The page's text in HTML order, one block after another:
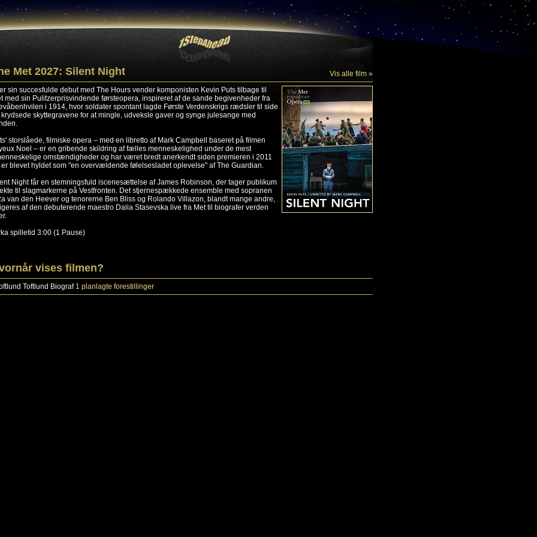
Met 2027: Silent Night
Vis alle film »
sin succesfulde debut med The Hours vender komponisten Kevin Puts tilbage til
med sin Pulitzerprisvindende førsteopera, inspireret af de sande begivenheder fra
i 1914, hvor soldater spontant lagde Første Verdenskrigs rædsler til side
skyttegravene for at mingle, udveksle gaver og synge julesange med
storslåede, filmiske opera – med en libretto af Mark Campbell baseret på filmen
Noel – er en gribende skildring af fælles menneskelighed under de mest
omstændigheder og har været bredt anerkendt siden premieren i 2011
blevet hyldet som "en overvældende følelsesladet oplevelse" af The Guardian.
Night får en stemningsfuld iscenesættelse af James Robinson, der tager publikum
til slagmarkerne på Vestfronten. Det stjernespækkede ensemble med sopranen
van den Heever og tenorerne Ben Bliss og Rolando Villazon, blandt mange andre,
af den debuterende maestro Dalia Stasevska live fra Met til biografer verden
spilletid 3:00 (1 Pause)
vises filmen?
Toftlund Biograf 1 planlagte forestillinger